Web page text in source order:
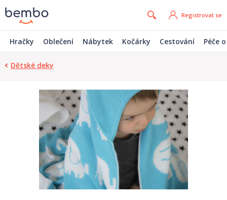
Registrovat se
Hračky Oblečení Nábytek Kočárky Cestování Péče
Dětské deky